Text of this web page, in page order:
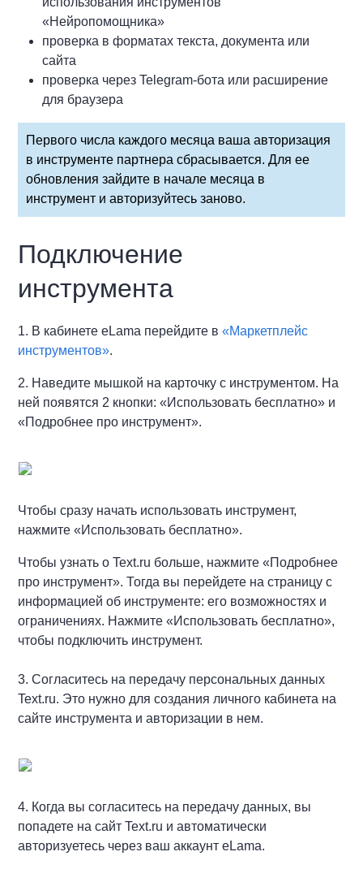
«Нейропомощника»
проверка в форматах текста, документа или
сайта
проверка через Telegram-бота или расширение
для браузера
Первого числа каждого месяца ваша авторизация
в инструменте партнера сбрасывается. Для ее
обновления зайдите в начале месяца в
инструмент и авторизуйтесь заново.
Подключение
инструмента
1. В кабинете eLama перейдите в«Маркетплейс
инструментов».
2. Наведите мышкой на карточку с инструментом. На
ней появятся 2 кнопки: «Использовать бесплатно» и
«Подробнее про инструмент».
Чтобы сразу начать использовать инструмент,
нажмите «Использовать бесплатно».
Чтобы узнать о Text.ru больше, нажмите «Подробнее
про инструмент». Тогда вы перейдете на страницу с
информацией об инструменте: его возможностях и
ограничениях. Нажмите «Использовать бесплатно»,
чтобы подключить инструмент.
3. Согласитесь на передачу персональных данных
Text.ru. Это нужно для создания личного кабинета на
сайте инструмента и авторизации в нем.
4. Когда вы согласитесь на передачу данных, вы
попадете на сайт Text.ru и автоматически
авторизуетесь через ваш аккаунт eLama.